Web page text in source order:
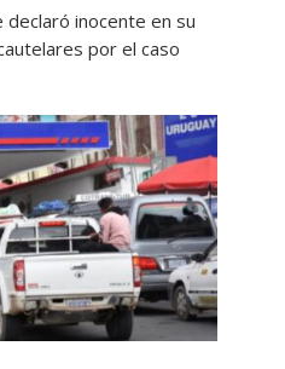
declaró inocente en su
por el caso